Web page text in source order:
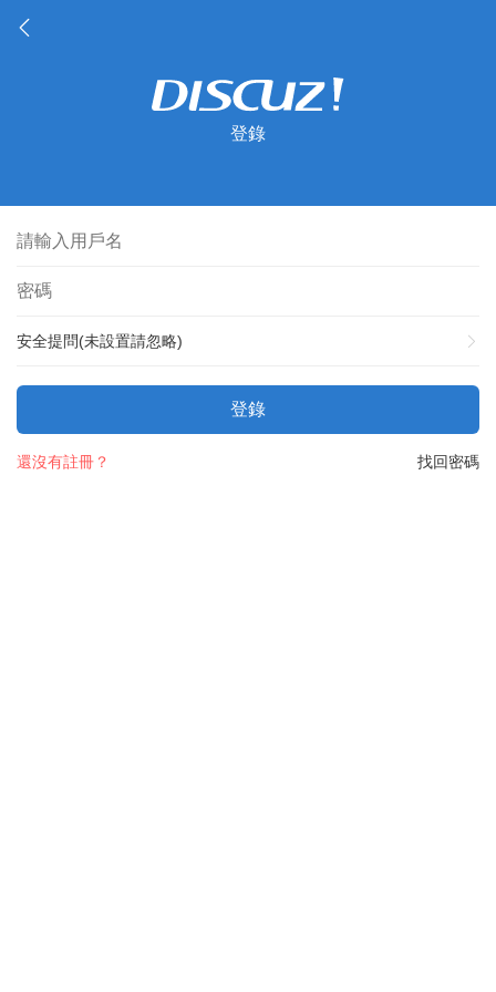
登錄
安全提問(未設置請忽略)
登錄
找回密碼
還沒有註冊？